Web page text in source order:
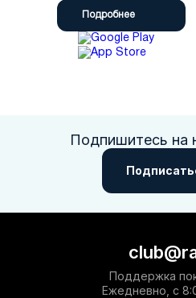
Подробнее
Подпишитесь на
Поддержка
Ежедневно, с